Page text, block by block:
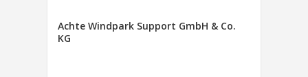
Achte Windpark Support GmbH & Co.
KG